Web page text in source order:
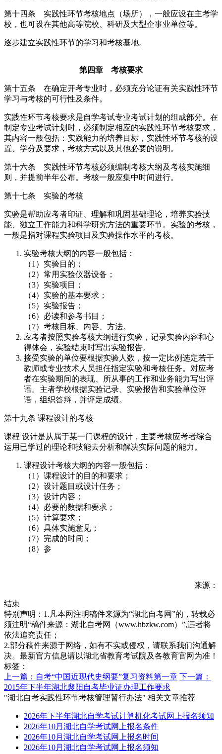
第十四条 实践性环节考核地点（场所），一般应设在主考学
校，也可设在其他高等院校、科研及大型企事业单位等。
逐步建立实践性环节的学习和考核基地。
第四章 考核要求
第十五条 在确定开考专业时，必须充分论证有关实践性环节
学习与考核的可行性及条件。
实践性环节考核要求是自学考试专业考试计划的组成部分。在
制定专业考试计划时，必须制定相应的实践性环节考核要求，
其内容一般包括：实践能力的培养目标，实践性环节考核的设
置、学分及要求，考核方式以及其他必要的说明。
第十六条 实践性环节考核必须编制考核大纲及考核实施细
则，并提前半年公布。考核一般应集中时间进行。
第十七条 实验的考核
实验是帮助应考者印证、理解和巩固基础理论，培养实验技
能、独立工作能力和科学研究方法的重要环节。实验的考核，
一般是指对课程实验项目及实验操作水平的考核。
实验考核大纲的内容一般包括：
（1）实验目的；
（2）常用实验仪器设备；
（3）实验项目；
（4）实验的基本要求；
（5）实验报告；
（6）必读和参考书目；
（7）考核目标、内容、方法。
应考者按照实验考核大纲进行实验，记录实验内容和心
得体会，实验结束时写出实验报告。
接受实验的单位要根据实验人数，按一定比例选定若干
教师或专业技术人员担任指定实验和考核任务。对应考
者在实验期间的表现、所从事的工作和业务能力写出评
语。主者学校根据实验记录、实验报告和实验单位评
语，组织答辩，并评定成绩。
第十九条 课程设计的考核
课程 设计是从属于某一门课程的设计，主要考核应考者综合
运用已学过的理论和技能去分析和解决实际问题的能力。
课程设计考核大纲的内容一般包括：
（1）课程设计的目的和要求；
（2）设计题目或设计任务；
（3）设计内容；
（4）必要的数据和要求；
（5）计算要求；
（6）具体实施意见；
（7）完成的时间；
（8）参
来源：
结束
特别声明：1.凡本网注明稿件来源为“湖北自考网”的，转载必
须注明“稿件来源：湖北自考网（www.hbzkw.com）”,违者将
依法追究责任；
2.部分稿件来源于网络，如有不实或侵权，请联系我们沟通解
决。最新官方信息请以湖北省教育考试院及各教育官网为准！
标签：
上一篇：自考“中国近现代史纲要”复习资料第一章 下一篇：
2015年下半年湖北襄阳自考毕业证办理工作要求
"湖北自考实践性环节考核管理暂行办法" 相关文章推荐
2026年下半年湖北自学考试计算机化考试网上报名须知
2026年10月湖北自学考试网上报名条件
2026年10月湖北自学考试网上报名时间
2026年10月湖北自学考试网上报名须知